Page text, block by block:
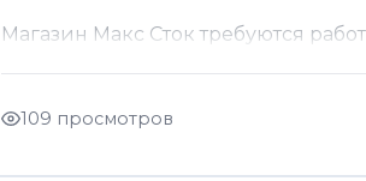
Магазин Макс Сток требуются
109 просмотров